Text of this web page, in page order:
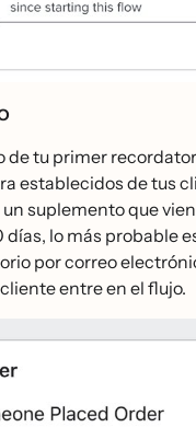
de tu primer
establecidos de tus
suplemento que
lo más probable
por correo
entre en el flujo.